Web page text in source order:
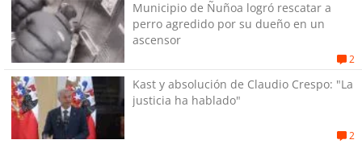
Municipio de Ñuñoa logró rescatar a
perro agredido por su dueño en un
ascensor
2
Kast y absolución de Claudio Crespo: "La
justicia ha hablado"
2